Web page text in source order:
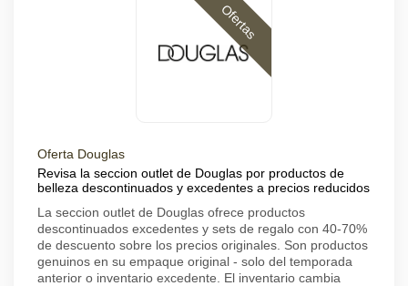
Ofertas
Oferta Douglas
Revisa la seccion outlet de Douglas por productos de
belleza descontinuados y excedentes a precios reducidos
La seccion outlet de Douglas ofrece productos
descontinuados excedentes y sets de regalo con 40-70%
de descuento sobre los precios originales. Son productos
genuinos en su empaque original - solo del temporada
anterior o inventario excedente. El inventario cambia